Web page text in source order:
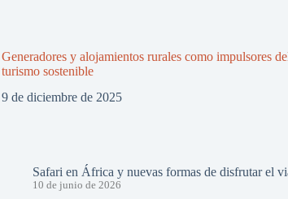
Generadores y alojamientos rurales como impulsores
turismo sostenible
9 de diciembre de 2025
Safari en África y nuevas formas de disfrutar el
10 de junio de 2026